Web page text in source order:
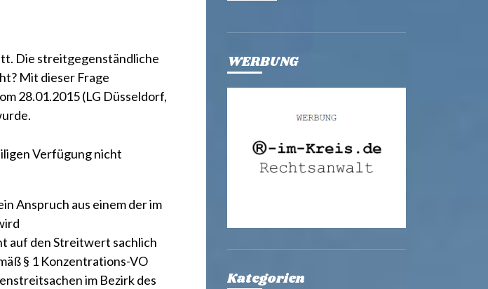
Die streitgegenständliche
Mit dieser Frage
28.01.2015(LG Düsseldorf,
Verfügung nicht
Anspruch aus einem der im
auf den Streitwert sachlich
§ 1 Konzentrations-VO
im Bezirk des
WERBUNG
Kategorien